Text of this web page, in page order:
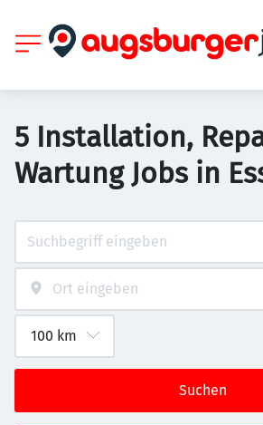
5 Installation,
Wartung Jobs in
Suchen